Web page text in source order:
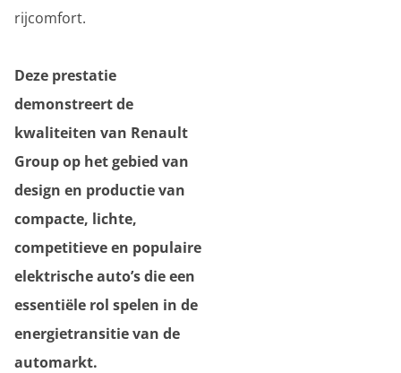
rijcomfort.
Deze prestatie
demonstreert de
kwaliteiten van Renault
Group op het gebied van
design en productie van
compacte, lichte,
competitieve en populaire
elektrische auto’s die een
essentiële rol spelen in de
energietransitie van de
automarkt.